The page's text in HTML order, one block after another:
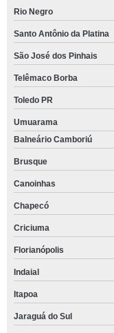
Rio Negro
Santo Antônio da Platina
São José dos Pinhais
Telêmaco Borba
Toledo PR
Umuarama
Balneário Camboriú
Brusque
Canoinhas
Chapecó
Criciuma
Florianópolis
Indaial
Itapoa
Jaraguá do Sul